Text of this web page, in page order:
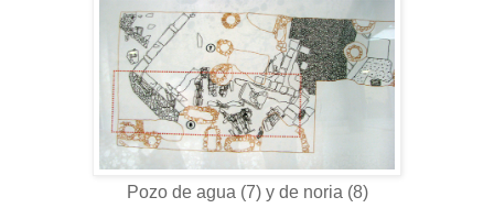
Pozo de agua (7) y de noria (8)